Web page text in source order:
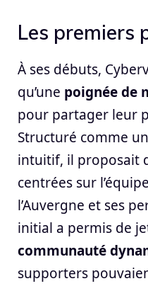
Les premiers
À ses débuts,
qu’une poignée de
pour partager leur
Structuré comme
intuitif, il proposait
centrées sur
l’Auvergne et ses
initial a permis de
communauté
supporters